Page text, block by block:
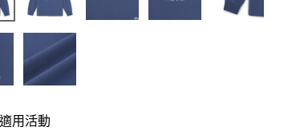
用活動